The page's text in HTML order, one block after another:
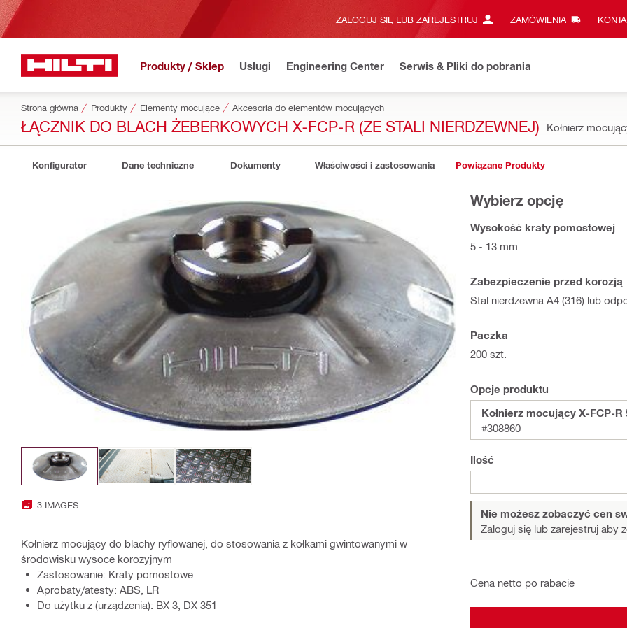
ZALOGUJ SIĘ LUB ZAREJESTRUJ ZAMÓWIENIA
Produkty / Sklep Usługi Engineering Center Serwis & Pliki do pobrania
Strona główna Produkty Elementy mocujące Akcesoria do elementów mocujących
ŁĄCZNIK DO BLACH ŻEBERKOWYCH X-FCP-R (ZE STALI NIERDZEWNEJ) Kołnierz
Konfigurator Dane techniczne Dokumenty Właściwości i zastosowania Powiązane Produkty
3 IMAGES
Kołnierz mocujący do blachy ryflowanej, do stosowania z kołkami gwintowanymi w
środowisku wysoce korozyjnym
Zastosowanie: Kraty pomostowe
Aprobaty/atesty: ABS, LR
Do użytku z (urządzenia): BX 3, DX 351
Wybierz opcję
Wysokość kraty pomostowej
5 - 13 mm
Zabezpieczenie przed korozją
Stal nierdzewna A4 (316) lub
Paczka
200 szt.
Opcje produktu
Kołnierz mocujący X-FCP-R
#308860
Ilość
Nie możesz zobaczyć cen
Zaloguj się lub zarejestruj aby
Cena netto po rabacie